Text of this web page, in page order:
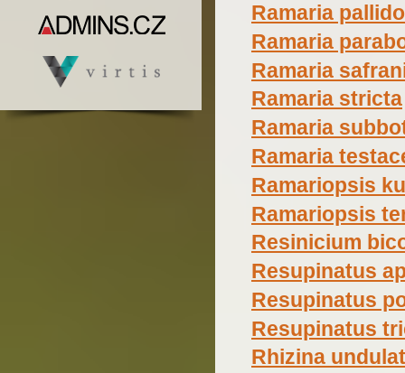
Ramaria
Ramaria
Ramaria
Ramaria stricta
Ramaria
Ramaria
Ramariopsis
Ramariopsis
Resinicium
Resupinatus
Resupinatus
Resupinatus
Rhizina